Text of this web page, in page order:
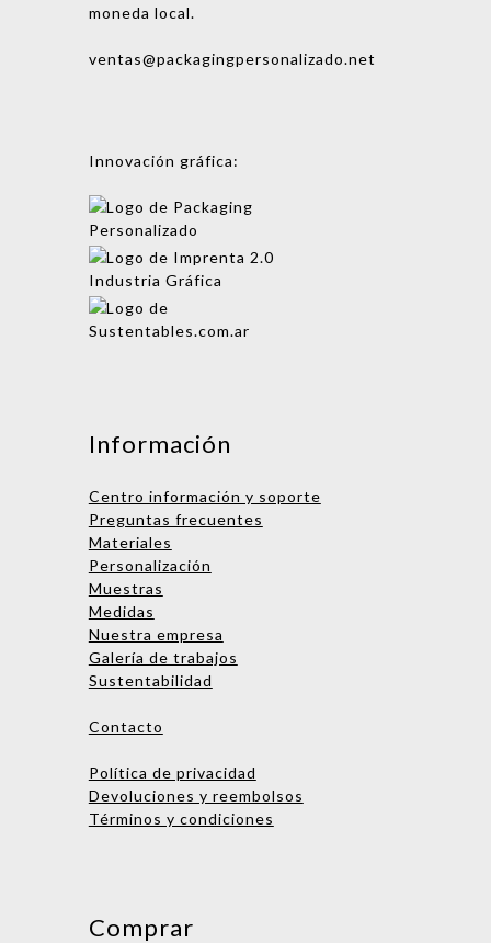
moneda local.
ventas@packagingpersonalizado.net
Innovación gráfica:
Información
Centro información y soporte
Preguntas frecuentes
Materiales
Personalización
Muestras
Medidas
Nuestra empresa
Galería de trabajos
Sustentabilidad
Contacto
Política de privacidad
Devoluciones y reembolsos
Términos y condiciones
Comprar
Nombre
Empresa
Teléfono
Enviar consulta
con una persona después. ¡Vamos